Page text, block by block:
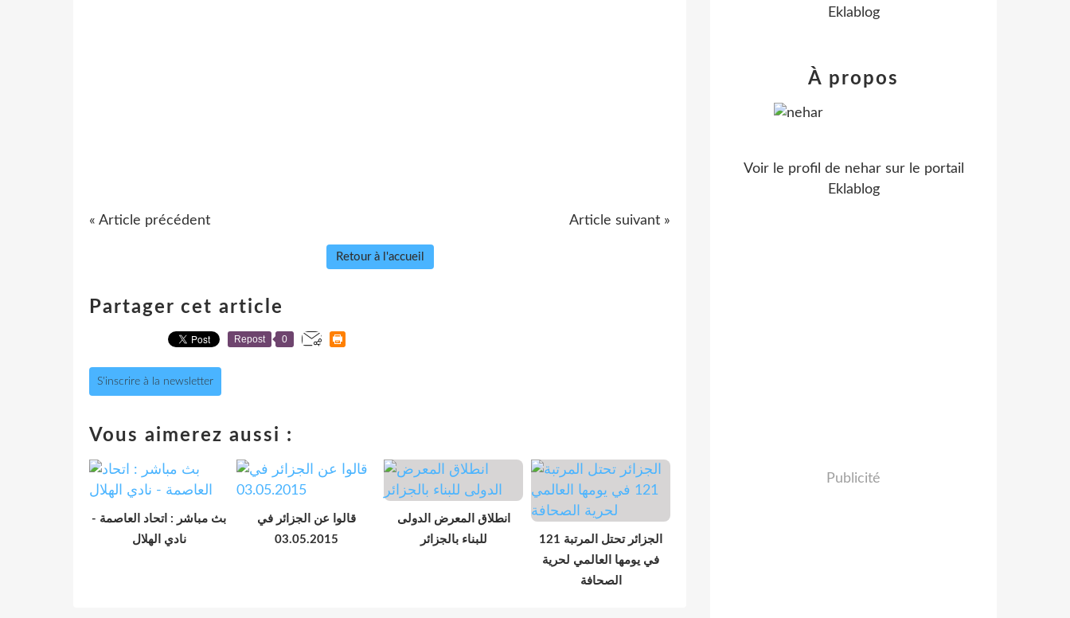
« Article précédent Article suivant »
Retour à l'accueil
Partager cet article
Repost 0
S'inscrire à la newsletter
Vous aimerez aussi :
بث مباشر : اتحاد العاصمة -
نادي الهلال
قالوا عن الجزائر في
03.05.2015
انطلاق المعرض الدولى
للبناء بالجزائر
الجزائر تحتل المرتبة 121
في يومها العالمي لحرية
الصحافة
Eklablog
À propos
Voir le profil de neharsur le portail
Eklablog
Publicité